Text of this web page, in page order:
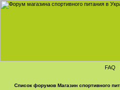
FAQ
Список форумов Магазин спортивного